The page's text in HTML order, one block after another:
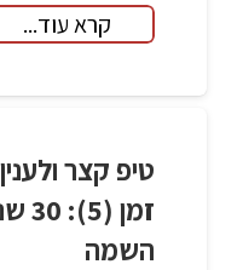
קרא עוד...
טיפ קצר
זמן
השמה